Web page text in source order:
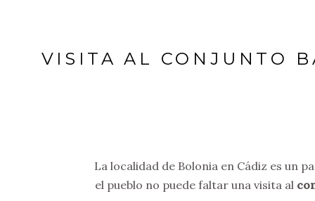
VISITA AL CONJUNTO
La localidad de Bolonia en Cádiz es un
el pueblo no puede faltar una visita al